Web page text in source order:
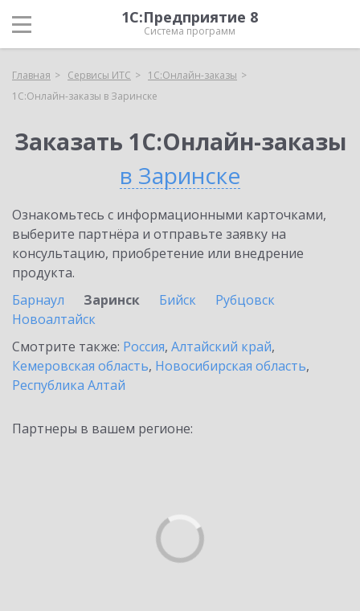
1С:Предприятие 8
Система программ
Главная Сервисы ИТС
1С:Онлайн-заказы
1С:Онлайн-заказы в Заринске
Заказать 1С:Онлайн-заказы
в Заринске
Ознакомьтесь с информационными карточками,
выберите партнёра и отправьте заявку на
консультацию, приобретение или внедрение
продукта.
Барнаул
Заринск Бийск
Рубцовск
Новоалтайск
Смотрите также: Россия, Алтайский край,
Кемеровская область, Новосибирская область,
Республика Алтай
Партнеры в вашем регионе: